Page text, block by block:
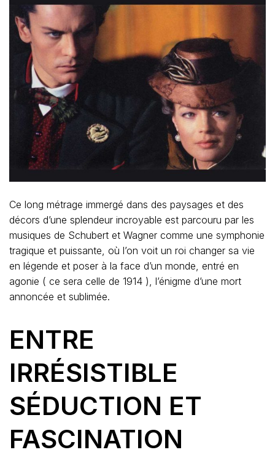
Ce long métrage immergé dans des paysages et des
décors d’une splendeur incroyable est parcouru par les
musiques de Schubert et Wagner comme une symphonie
tragique et puissante, où l’on voit un roi changer sa vie
en légende et poser à la face d’un monde, entré en
agonie ( ce sera celle de 1914 ), l’énigme d’une mort
annoncée et sublimée.
ENTRE
IRRÉSISTIBLE
SÉDUCTION ET
FASCINATION